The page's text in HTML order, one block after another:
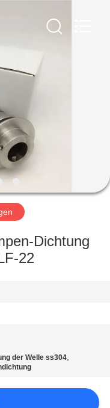
Dichtung
22
der Welle ss304,